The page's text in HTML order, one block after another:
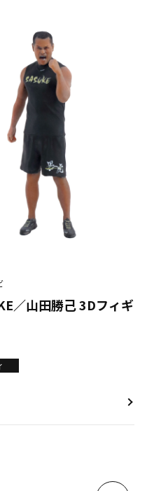
／山田勝己 3Dフィギ